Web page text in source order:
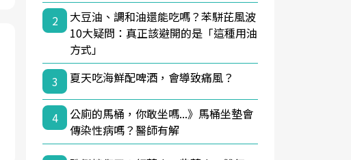
2
大豆油、調和油還能吃嗎？苯駢芘風波
10大疑問：真正該避開的是「這種用油
方式」
3
夏天吃海鮮配啤酒，會導致痛風？
4
公廁的馬桶，你敢坐嗎...》馬桶坐墊會
傳染性病嗎？醫師有解